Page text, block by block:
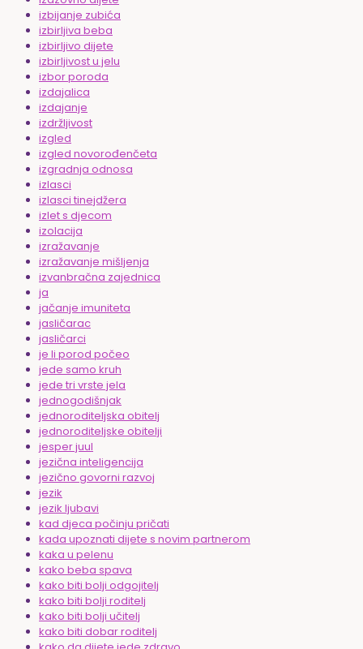
izbijanje zubića
izbirljiva beba
izbirljivo dijete
izbirljivost u jelu
izbor poroda
izdajalica
izdajanje
izdržljivost
izgled
izgled novorođenčeta
izgradnja odnosa
izlasci
izlasci tinejdžera
izlet s djecom
izolacija
izražavanje
izražavanje mišljenja
izvanbračna zajednica
ja
jačanje imuniteta
jasličarac
jasličarci
je li porod počeo
jede samo kruh
jede tri vrste jela
jednogodišnjak
jednoroditeljska obitelj
jednoroditeljske obitelji
jesper juul
jezična inteligencija
jezično govorni razvoj
jezik
jezik ljubavi
kad djeca počinju pričati
kada upoznati dijete s novim partnerom
kaka u pelenu
kako beba spava
kako biti bolji odgojitelj
kako biti bolji roditelj
kako biti bolji učitelj
kako biti dobar roditelj